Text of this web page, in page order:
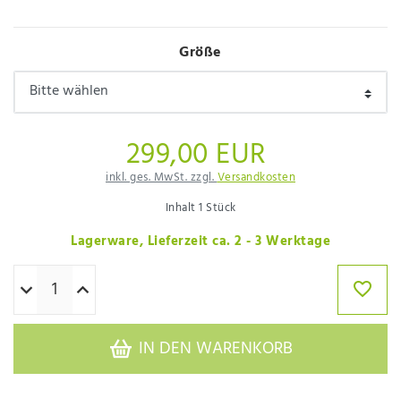
Größe
299,00 EUR
inkl. ges. MwSt. zzgl.Versandkosten
Inhalt1 Stück
Lagerware, Lieferzeit ca. 2 - 3 Werktage
IN DEN WARENKORB